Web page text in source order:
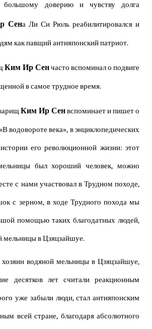
большому доверию и чувству долга
Сена Ли Си Рюль реабилитировался и
как павщий антияпонский патриот.
Ким Ир Сенчасто вспоминал о подвиге
в самое трудное время.
Ким Ир Сенвспоминает и пишет о
водовороте века», в энциклопедических
его революционной жизни: этот
был хороший человек, можно
с нами участвовал в Трудном походе,
с зерном, в ходе Трудного похода мы
помощью таких благодатных людей,
мельницы в Цзяцзайшуе.
водяной мельницы в Цзяцзайшуе,
десятков лет считали реакционным
уже забыли люди, стал антияпонским
всей стране, благодаря абсолютного